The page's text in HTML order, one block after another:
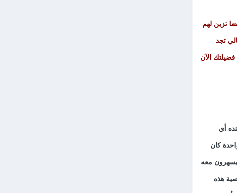
تزين لهم
تجد
الآن
أي
كان
معه
هذه